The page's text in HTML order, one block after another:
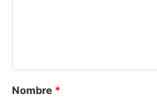
Nombre *